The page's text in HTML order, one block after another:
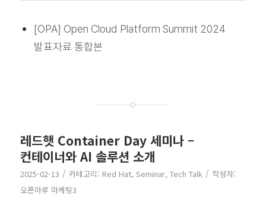
[OPA] Open Cloud Platform Summit 2024
발표자료 통합본
레드햇 Container Day 세미나 –
컨테이너와 AI 솔루션 소개
2025-02-13 / 카테고리: Red Hat, Seminar, Tech Talk / 작성자:
오픈마루 마케팅3